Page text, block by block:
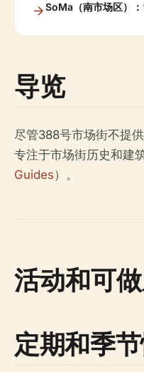
SoMa（南市场区）：
导览
尽管388号市场街不提
专注于市场街历史和建
Guides）。
活动和可
定期和季